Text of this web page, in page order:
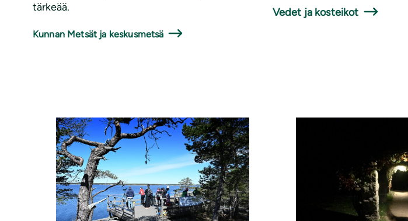
tärkeää.
Kunnan Metsät ja keskusmetsä
Vedet ja kosteikot